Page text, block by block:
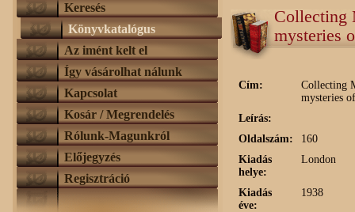
Keresés
Könyvkatalógus
Az imént kelt el
Így vásárolhat nálunk
Kapcsolat
Kosár / Megrendelés
Rólunk-Magunkról
Előjegyzés
Regisztráció
Collecting
mysteries
Cím:
Collecting
mysteries
Leírás:
Oldalszám:
160
Kiadás
helye:
London
Kiadás
éve:
1938